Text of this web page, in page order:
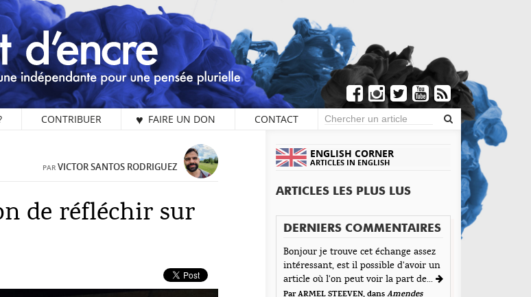
CONTRIBUER ♥ FAIRE UN DON CONTACT
PAR VICTOR SANTOS RODRIGUEZ
de réfléchir sur
2 COMMENTAIRES
Laisser une réponse
champs obligatoires sont indiqués avec *
Jet d'Encre vous prie d'inscrire vos commentaires dans
un esprit de dialogue et les limites du respect de
Andrés Giadas
Envoyé le 2 juillet 2019
C’est le plus bel endroit de Genève !
Bravo, très bel article
ENGLISH CORNER
ARTICLES IN ENGLISH
ARTICLES LES PLUS LUS
DERNIERS COMMENTAIRES
Bonjour je trouve cet échange assez
intéressant, est il possible d'avoir un
article où l'on peut voir la part de...
Par ARMEL STEEVEN, dans Amendes